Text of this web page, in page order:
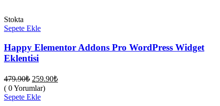
Stokta
Sepete Ekle
Happy Elementor Addons Pro WordPress Widget
Eklentisi
479.90₺ Orijinal
fiyat:
479.90₺.
259.90₺Şu
( 0 Yorumlar)
Sepete Ekle